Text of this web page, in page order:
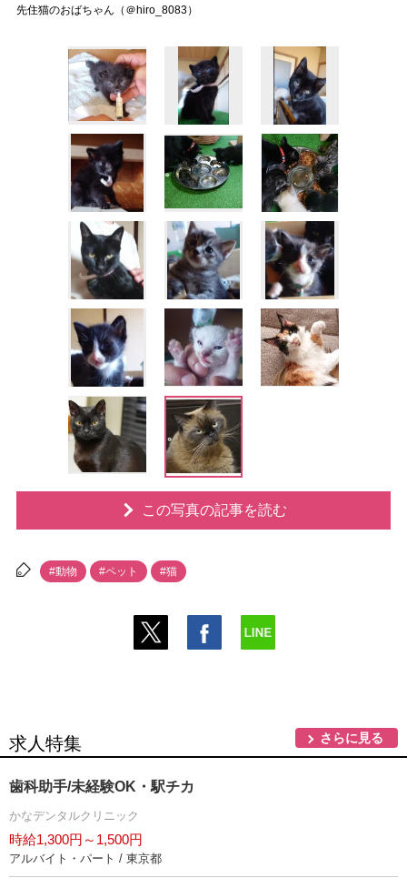
先住猫のおばちゃん（＠hiro_8083）
この写真の記事を読む
#動物 #ペット #猫
求人特集 さらに見る
歯科助手/未経験OK・駅チカ
かなデンタルクリニック
時給1,300円～1,500円
アルバイト・パート / 東京都